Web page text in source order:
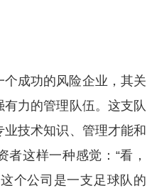
成功的风险企业，其关
力的管理队伍。这支队
技术知识、管理才能和
这样一种感觉：“看，
个公司是一支足球队的